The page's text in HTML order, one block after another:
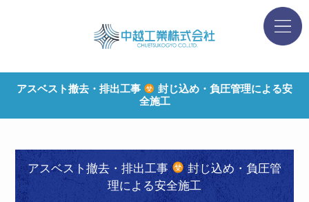
アスベスト撤去・排出工事
封じ込め・負圧管理による安
全施工
アスベスト撤去・排出工事
封じ込め・負圧管
理による安全施工